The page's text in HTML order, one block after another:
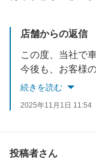
店舗からの返信
今後も、お客様の
お車でお困りごと
続きを読む
2025年11月1日 11:54
投稿者さん